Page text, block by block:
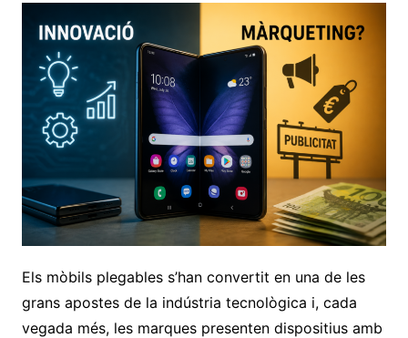
Els mòbils plegables s’han convertit en una de les
grans apostes de la indústria tecnològica i, cada
vegada més, les marques presenten dispositius amb